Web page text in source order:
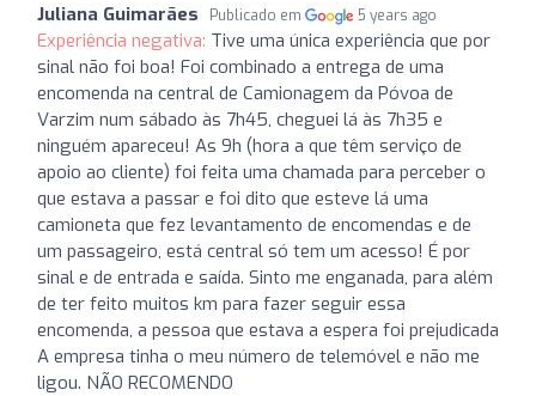
Juliana Guimarães Publicado em 5 years ago
Experiência negativa: Tive uma única experiência que por
sinal não foi boa! Foi combinado a entrega de uma
encomenda na central de Camionagem da Póvoa de
Varzim num sábado às 7h45, cheguei lá às 7h35 e
ninguém apareceu! As 9h (hora a que têm serviço de
apoio ao cliente) foi feita uma chamada para perceber o
que estava a passar e foi dito que esteve lá uma
camioneta que fez levantamento de encomendas e de
um passageiro, está central só tem um acesso! É por
sinal e de entrada e saída. Sinto me enganada, para além
de ter feito muitos km para fazer seguir essa
encomenda, a pessoa que estava a espera foi prejudicada
A empresa tinha o meu número de telemóvel e não me
ligou. NÃO RECOMENDO